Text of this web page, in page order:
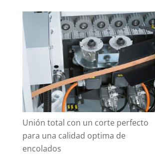
Unión total con un corte perfecto
para una calidad optima de
encolados